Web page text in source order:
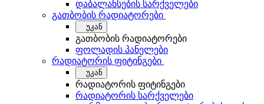
დაბალანსების სარქველები
გათბობის რადიატორები
უკან
გათბობის რადიატორები
ფოლადის პანელები
რადიატორის ფიტინგები
უკან
რადიატორის ფიტინგები
რადიატორის სარქველები